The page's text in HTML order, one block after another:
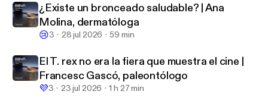
¿Existe un bronceado saludable? | Ana
Molina, dermatóloga
😢3 28 jul 2026 59 min
El T. rex no era la fiera que muestra el cine |
Francesc Gascó, paleontólogo
💜3 23 jul 2026 1 h 27 min